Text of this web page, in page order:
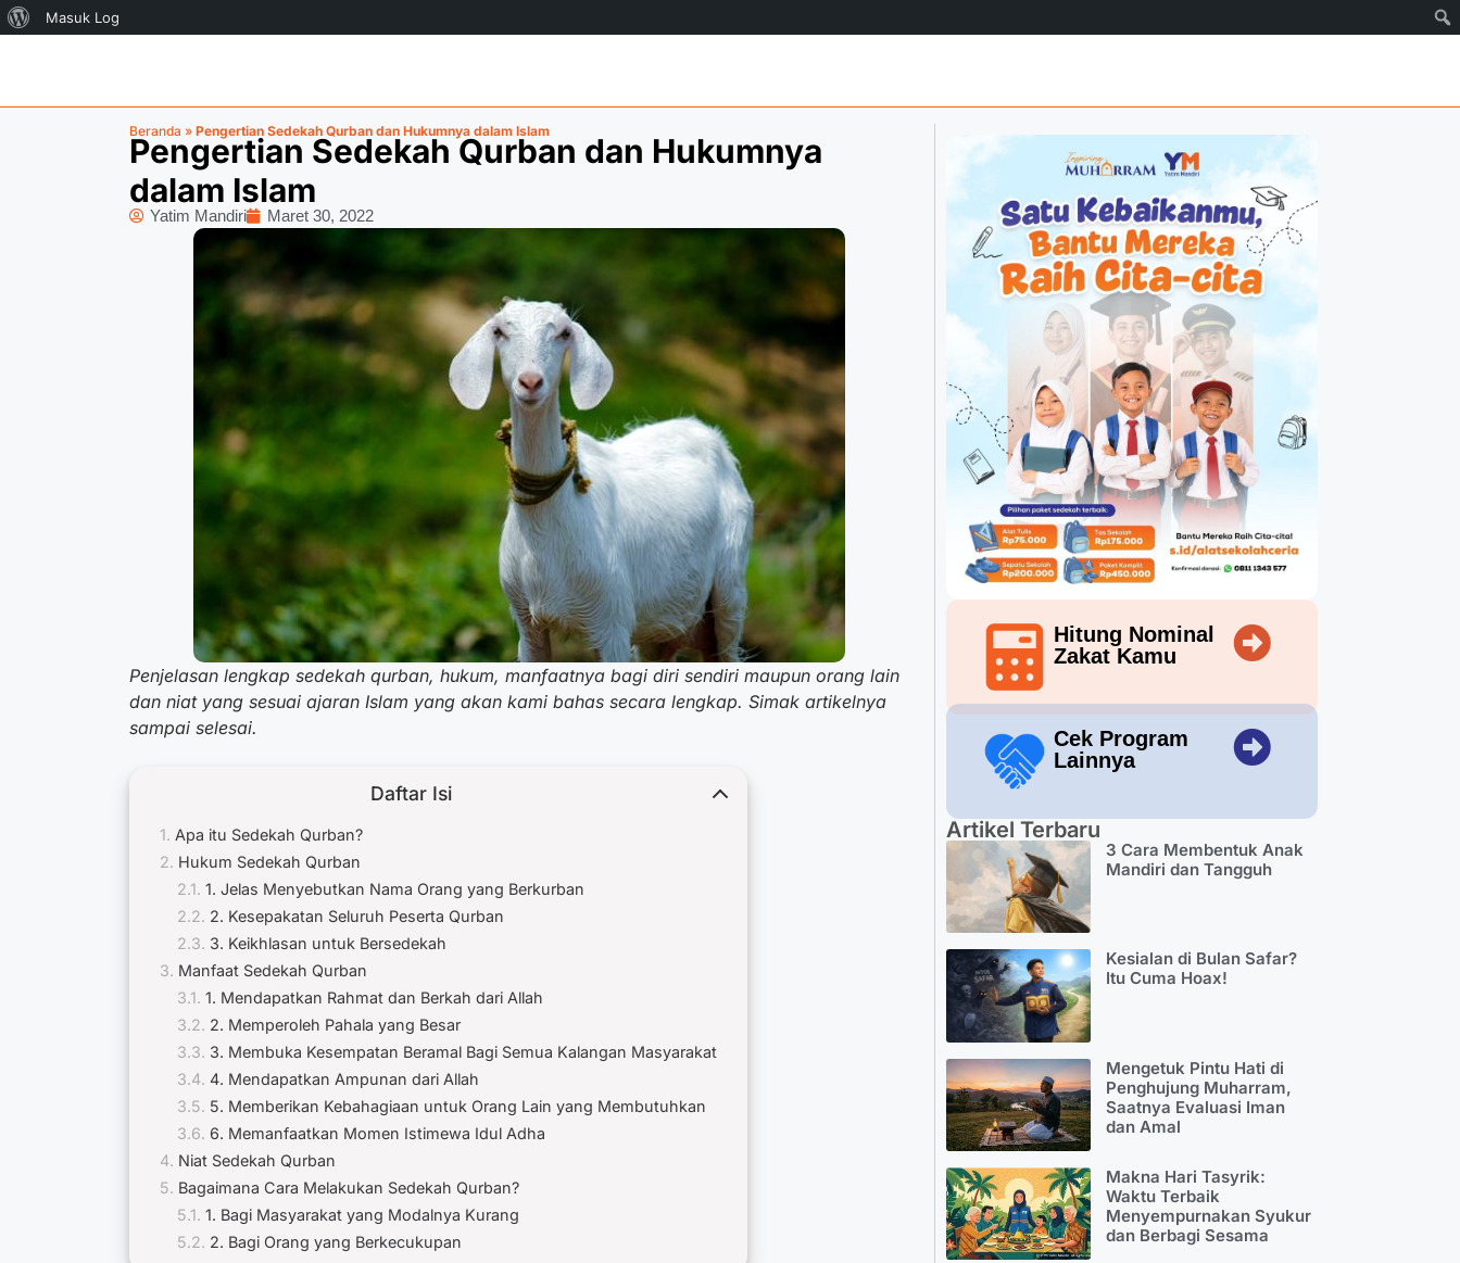
Masuk Log
Beranda » Pengertian Sedekah Qurban dan Hukumnya dalam Islam
Pengertian Sedekah Qurban dan Hukumnya
dalam Islam
Yatim Mandiri Maret 30, 2022
Penjelasan lengkap sedekah qurban, hukum, manfaatnya bagi diri sendiri maupun orang lain
dan niat yang sesuai ajaran Islam yang akan kami bahas secara lengkap. Simak artikelnya
sampai selesai.
Daftar Isi
Apa itu Sedekah Qurban?
Hukum Sedekah Qurban
1. Jelas Menyebutkan Nama Orang yang Berkurban
2. Kesepakatan Seluruh Peserta Qurban
3. Keikhlasan untuk Bersedekah
Manfaat Sedekah Qurban
1. Mendapatkan Rahmat dan Berkah dari Allah
2. Memperoleh Pahala yang Besar
3. Membuka Kesempatan Beramal Bagi Semua Kalangan Masyarakat
4. Mendapatkan Ampunan dari Allah
5. Memberikan Kebahagiaan untuk Orang Lain yang Membutuhkan
6. Memanfaatkan Momen Istimewa Idul Adha
Niat Sedekah Qurban
Bagaimana Cara Melakukan Sedekah Qurban?
1. Bagi Masyarakat yang Modalnya Kurang
2. Bagi Orang yang Berkecukupan
Hitung Nominal
Zakat Kamu
Cek Program
Lainnya
Artikel Terbaru
3 Cara Membentuk Anak
Mandiri dan Tangguh
Kesialan di Bulan Safar?
Itu Cuma Hoax!
Mengetuk Pintu Hati di
Penghujung Muharram,
Saatnya Evaluasi Iman
dan Amal
Makna Hari Tasyrik:
Waktu Terbaik
Menyempurnakan Syukur
dan Berbagi Sesama